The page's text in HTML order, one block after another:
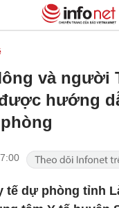
và người
hướng
tế dự phòng tỉnh